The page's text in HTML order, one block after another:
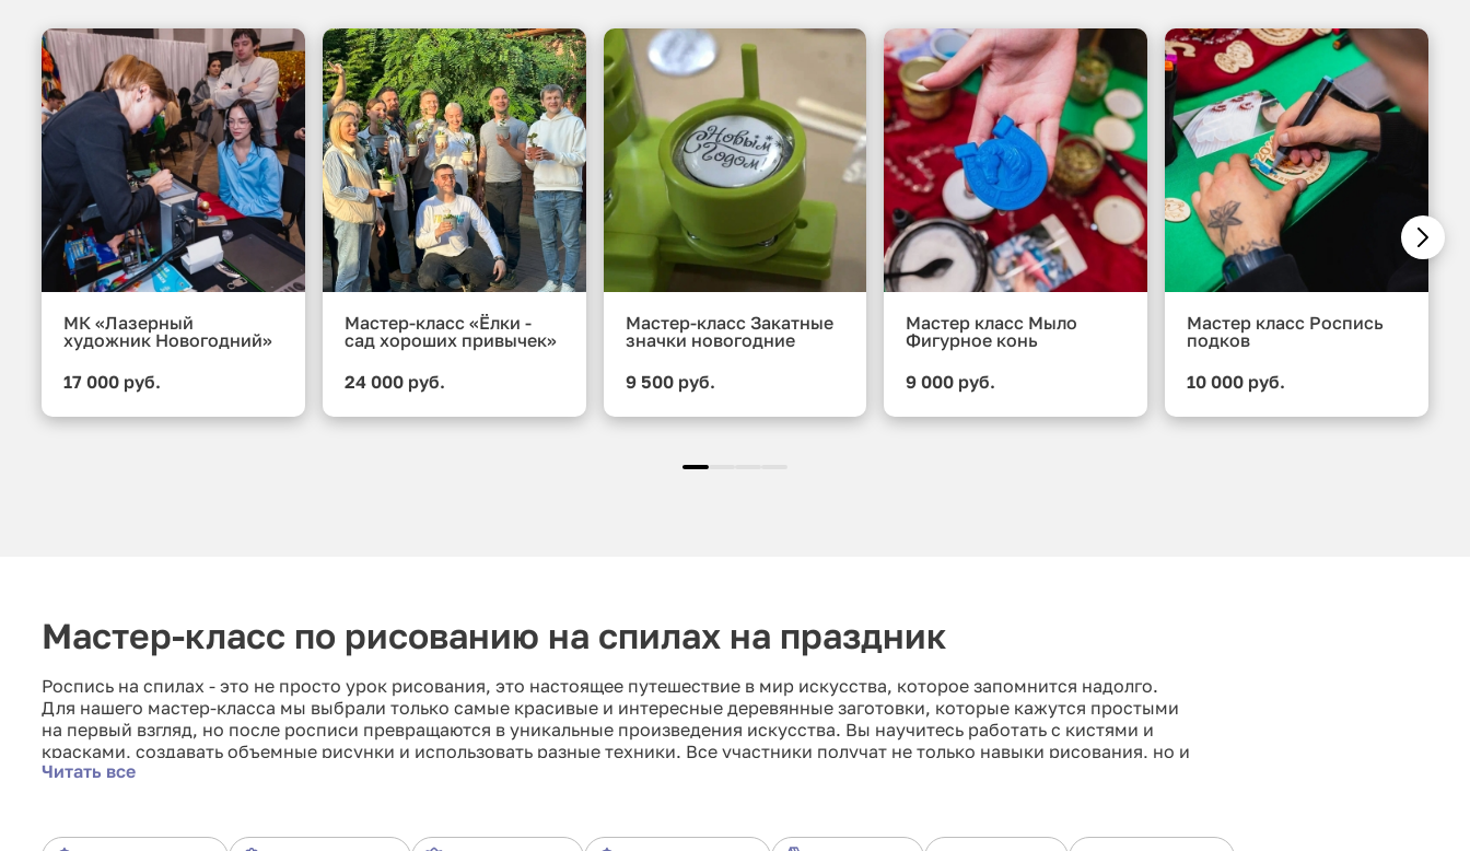
МК «Лазерный
художник Новогодний»
17 000 руб.
Мастер-класс «Ёлки -
сад хороших привычек»
24 000 руб.
Мастер-класс Закатные
значки новогодние
9 500 руб.
Мастер класс Мыло
Фигурное конь
9 000 руб.
Мастер класс Роспись
подков
10 000 руб.
Мастер-класс по рисованию на спилах на праздник
Роспись на спилах - это не просто урок рисования, это настоящее путешествие в мир искусства, которое запомнится надолго.
Для нашего мастер-класса мы выбрали только самые красивые и интересные деревянные заготовки, которые кажутся простыми
на первый взгляд, но после росписи превращаются в уникальные произведения искусства. Вы научитесь работать с кистями и
красками, создавать объемные рисунки и использовать разные техники. Все участники получат не только навыки рисования, но и
приятные воспоминания и впечатления от творческого процесса. Не упустите возможность стать настоящим художником и
Читать все